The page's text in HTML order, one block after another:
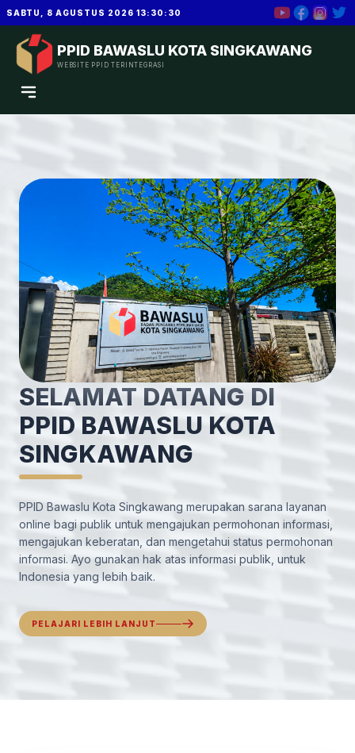
SABTU, 8 AGUSTUS 2026 13:30:30
PPID BAWASLU KOTA SINGKAWANG
WEBSITE PPID TERINTEGRASI
SELAMAT DATANG DI
PPID BAWASLU KOTA
SINGKAWANG
PPID Bawaslu Kota Singkawang merupakan sarana layanan
online bagi publik untuk mengajukan permohonan informasi,
mengajukan keberatan, dan mengetahui status permohonan
informasi. Ayo gunakan hak atas informasi publik, untuk
Indonesia yang lebih baik.
PELAJARI LEBIH LANJUT